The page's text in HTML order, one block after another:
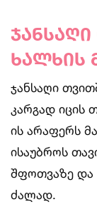
ხალხის
ჯანსაღი
კარგად იცის
ის არაფერს
ისაუბროს
შფოთვაზე და
ძალად.